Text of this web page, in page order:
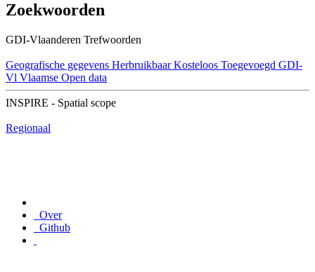
Zoekwoorden
GDI-Vlaanderen Trefwoorden
Geografische gegevens Herbruikbaar Kosteloos Toegevoegd GDI-
Vl Vlaamse Open data
INSPIRE - Spatial scope
Regionaal
Over
Github